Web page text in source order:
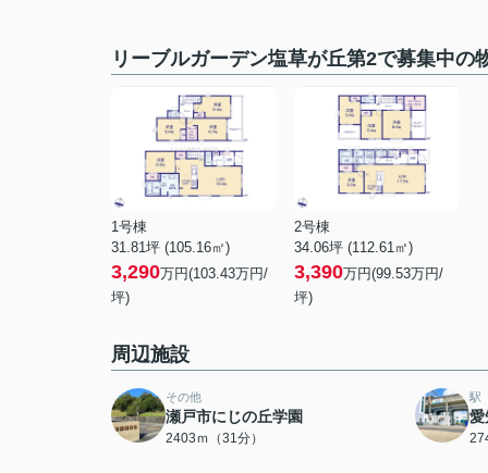
リーブルガーデン塩草が丘第2で募集中の
1号棟
31.81坪 (105.16㎡)
3,290万円(103.43万円/
坪)
2号棟
34.06坪 (112.61㎡)
3,390万円(99.53万円/
坪)
周辺施設
その他
瀬戸市にじの丘学園
2403ｍ（31分）
駅
愛